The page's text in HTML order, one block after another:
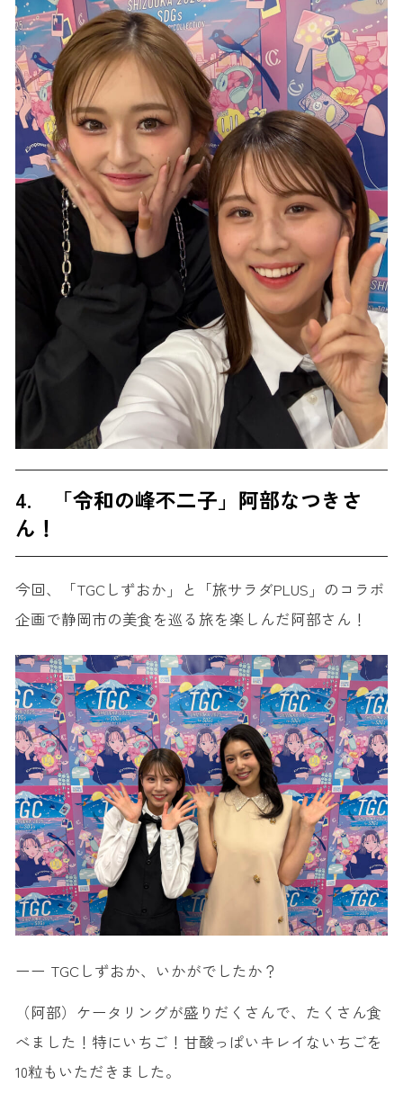
4. 「令和の峰不二子」阿部なつきさ
ん！
今回、「TGCしずおか」と「旅サラダPLUS」のコラボ
企画で静岡市の美食を巡る旅を楽しんだ阿部さん！
ーー TGCしずおか、いかがでしたか？
（阿部）ケータリングが盛りだくさんで、たくさん食
べました！特にいちご！甘酸っぱいキレイないちごを
10粒もいただきました。